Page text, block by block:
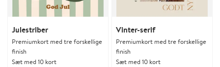
Julestriber
Premiumkort med tre forskellige
finish
Sæt med 10 kort
Vinter-serif
Premiumkort med tre forskellige
finish
Sæt med 10 kort